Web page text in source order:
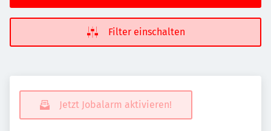
Filter einschalten
Jetzt Jobalarm aktivieren!